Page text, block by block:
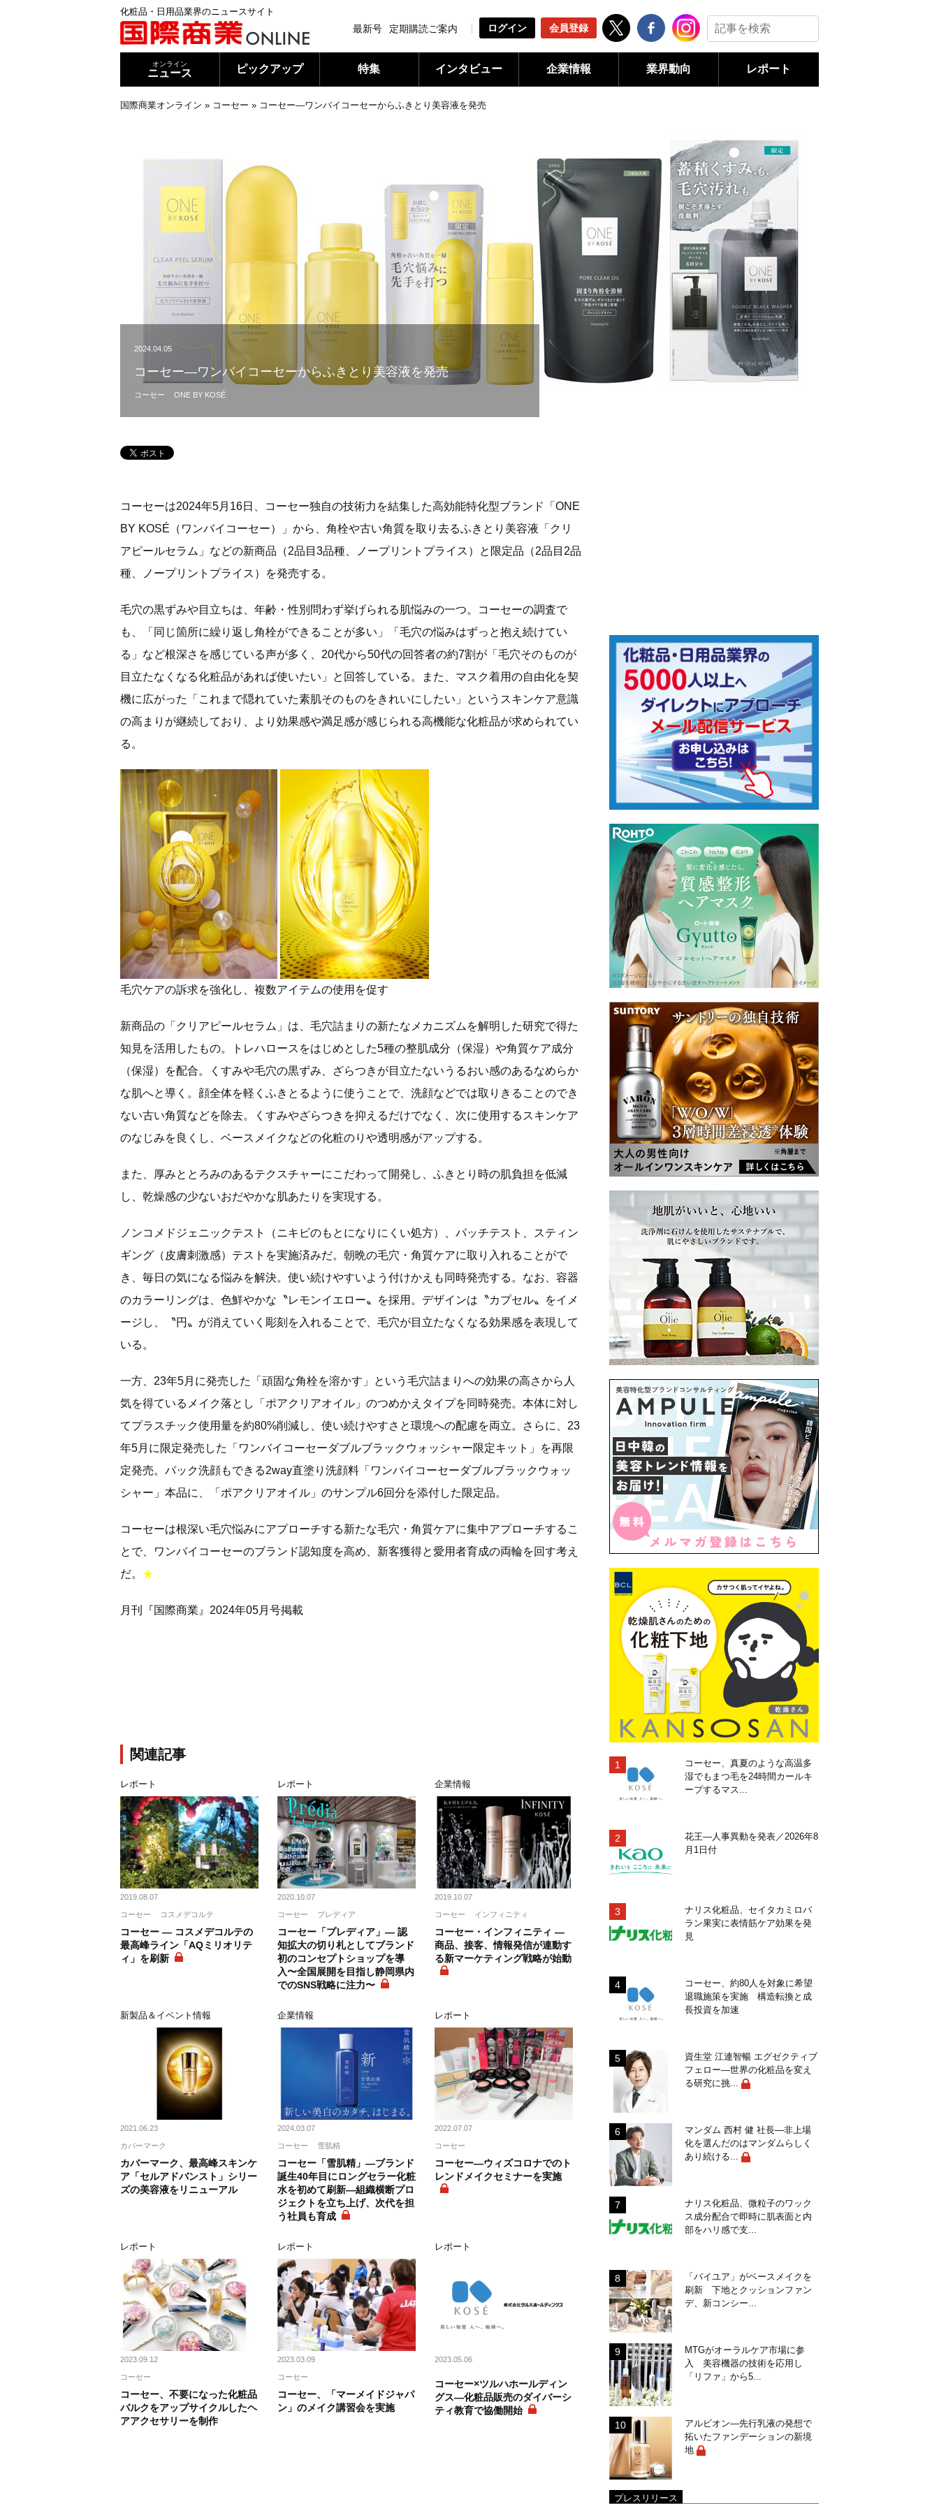
化粧品・日用品業界のニュースサイト
最新号 定期購読ご案内 ログイン 会員登録
オンライン
ニュース ピックアップ 特集 インタビュー 企業情報 業界動向 レポート
国際商業オンライン » コーセー » コーセー―ワンバイコーセーからふきとり美容液を発売
2024.04.05
コーセー―ワンバイコーセーからふきとり美容液を発売
コーセー ONE BY KOSÉ
コーセーは2024年5月16日、コーセー独自の技術力を結集した高効能特化型ブランド「ONE
BY KOSÉ（ワンバイコーセー）」から、角栓や古い角質を取り去るふきとり美容液「クリ
アピールセラム」などの新商品（2品目3品種、ノープリントプライス）と限定品（2品目2品
種、ノープリントプライス）を発売する。
毛穴の黒ずみや目立ちは、年齢・性別問わず挙げられる肌悩みの一つ。コーセーの調査で
も、「同じ箇所に繰り返し角栓ができることが多い」「毛穴の悩みはずっと抱え続けてい
る」など根深さを感じている声が多く、20代から50代の回答者の約7割が「毛穴そのものが
目立たなくなる化粧品があれば使いたい」と回答している。また、マスク着用の自由化を契
機に広がった「これまで隠れていた素肌そのものをきれいにしたい」というスキンケア意識
の高まりが継続しており、より効果感や満足感が感じられる高機能な化粧品が求められてい
る。
毛穴ケアの訴求を強化し、複数アイテムの使用を促す
新商品の「クリアピールセラム」は、毛穴詰まりの新たなメカニズムを解明した研究で得た
知見を活用したもの。トレハロースをはじめとした5種の整肌成分（保湿）や角質ケア成分
（保湿）を配合。くすみや毛穴の黒ずみ、ざらつきが目立たないうるおい感のあるなめらか
な肌へと導く。顔全体を軽くふきとるように使うことで、洗顔などでは取りきることのでき
ない古い角質などを除去。くすみやざらつきを抑えるだけでなく、次に使用するスキンケア
のなじみを良くし、ベースメイクなどの化粧のりや透明感がアップする。
また、厚みととろみのあるテクスチャーにこだわって開発し、ふきとり時の肌負担を低減
し、乾燥感の少ないおだやかな肌あたりを実現する。
ノンコメドジェニックテスト（ニキビのもとになりにくい処方）、パッチテスト、スティン
ギング（皮膚刺激感）テストを実施済みだ。朝晩の毛穴・角質ケアに取り入れることがで
き、毎日の気になる悩みを解決。使い続けやすいよう付けかえも同時発売する。なお、容器
のカラーリングは、色鮮やかな〝レモンイエロー〟を採用。デザインは〝カプセル〟をイメ
ージし、〝円〟が消えていく彫刻を入れることで、毛穴が目立たなくなる効果感を表現して
いる。
一方、23年5月に発売した「頑固な角栓を溶かす」という毛穴詰まりへの効果の高さから人
気を得ているメイク落とし「ポアクリアオイル」のつめかえタイプを同時発売。本体に対し
てプラスチック使用量を約80%削減し、使い続けやすさと環境への配慮を両立。さらに、23
年5月に限定発売した「ワンバイコーセーダブルブラックウォッシャー限定キット」を再限
定発売。パック洗顔もできる2way直塗り洗顔料「ワンバイコーセーダブルブラックウォッ
シャー」本品に、「ポアクリアオイル」のサンプル6回分を添付した限定品。
コーセーは根深い毛穴悩みにアプローチする新たな毛穴・角質ケアに集中アプローチするこ
とで、ワンバイコーセーのブランド認知度を高め、新客獲得と愛用者育成の両輪を回す考え
だ。 ★
月刊『国際商業』2024年05月号掲載
関連記事
レポート
2019.08.07
コーセー コスメデコルテ
コーセー ― コスメデコルテの
最高峰ライン「AQミリオリテ
ィ」を刷新
レポート
2020.10.07
コーセー プレディア
コーセー「プレディア」― 認
知拡大の切り札としてブランド
初のコンセプトショップを導
入〜全国展開を目指し静岡県内
でのSNS戦略に注力〜
企業情報
2019.10.07
コーセー インフィニティ
コーセー・インフィニティ ―
商品、接客、情報発信が連動す
る新マーケティング戦略が始動
新製品＆イベント情報
2021.06.23
カバーマーク
カバーマーク、最高峰スキンケ
ア「セルアドバンスト」シリー
ズの美容液をリニューアル
企業情報
2024.03.07
コーセー 雪肌精
コーセー「雪肌精」―ブランド
誕生40年目にロングセラー化粧
水を初めて刷新―組織横断プロ
ジェクトを立ち上げ、次代を担
う社員も育成
レポート
2022.07.07
コーセー
コーセー―ウィズコロナでのト
レンドメイクセミナーを実施
レポート
2023.09.12
コーセー
コーセー、不要になった化粧品
バルクをアップサイクルしたヘ
アアクセサリーを制作
レポート
2023.03.09
コーセー
コーセー、「マーメイドジャパ
ン」のメイク講習会を実施
レポート
2023.05.06
コーセー×ツルハホールディン
グス―化粧品販売のダイバーシ
ティ教育で協働開始
コーセー、真夏のような高温多
湿でもまつ毛を24時間カールキ
ープするマス...
花王―人事異動を発表／2026年8
月1日付
ナリス化粧品、セイタカミロバ
ラン果実に表情筋ケア効果を発
見
コーセー、約80人を対象に希望
退職施策を実施 構造転換と成
長投資を加速
資生堂 江連智暢 エグゼクティブ
フェロー―世界の化粧品を変え
る研究に挑...
マンダム 西村 健 社長―非上場
化を選んだのはマンダムらしく
あり続ける...
ナリス化粧品、微粒子のワック
ス成分配合で即時に肌表面と内
部をハリ感で支...
「バイユア」がベースメイクを
刷新 下地とクッションファン
デ、新コンシー...
MTGがオーラルケア市場に参
入 美容機器の技術を応用し
「リファ」から5...
アルビオン―先行乳液の発想で
拓いたファンデーションの新境
地
プレスリリース